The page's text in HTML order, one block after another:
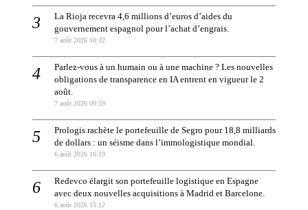
La Rioja recevra 4,6 millions d’euros d’aides du
gouvernement espagnol pour l’achat d’engrais.
7 août 2026 10:32
Parlez-vous à un humain ou à une machine ? Les nouvelles
obligations de transparence en IA entrent en vigueur le 2
août.
7 août 2026 09:59
Prologis rachète le portefeuille de Segro pour 18,8 milliards
de dollars : un séisme dans l’immologistique mondial.
6 août 2026 16:19
Redevco élargit son portefeuille logistique en Espagne
avec deux nouvelles acquisitions à Madrid et Barcelone.
6 août 2026 15:12